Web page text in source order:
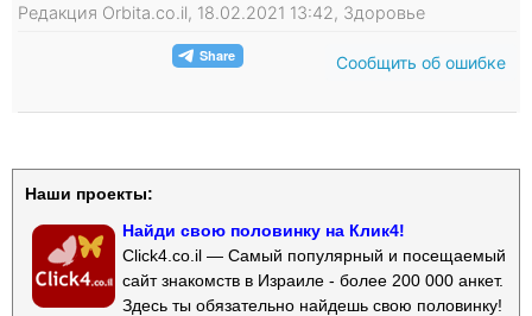
Редакция Orbita.co.il, 18.02.2021 13:42, Здоровье
Сообщить об ошибке
Наши проекты:
Найди свою половинку на Клик4!
Click4.co.il — Самый популярный и посещаемый
сайт знакомств в Израиле - более 200 000 анкет.
Здесь ты обязательно найдешь свою половинку!